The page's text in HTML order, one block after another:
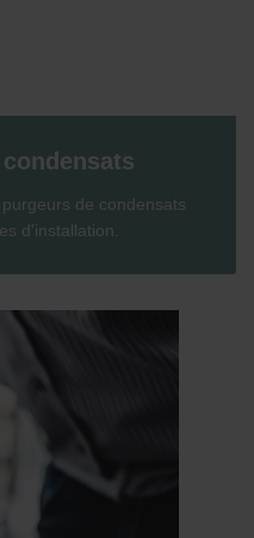
de condensats
d'installation.